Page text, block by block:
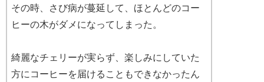
その時、さび病が蔓延して、ほとんどのコー
ヒーの木がダメになってしまった。
綺麗なチェリーが実らず、楽しみにしていた
方にコーヒーを届けることもできなかったん